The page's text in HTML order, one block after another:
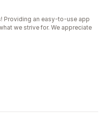
Providing an easy-to-use app
we strive for. We appreciate